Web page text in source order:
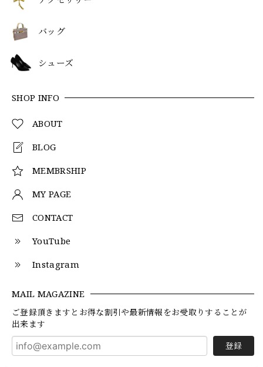
バッグ
シューズ
SHOP INFO
ABOUT
BLOG
MEMBRSHIP
MY PAGE
CONTACT
YouTube
Instagram
MAIL MAGAZINE
ご登録頂きますとお得な割引や最新情報をお受取りすることが
出来ます
登録